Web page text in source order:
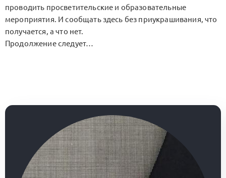
проводить просветительские и образовательные
мероприятия. И сообщать здесь без приукрашивания, что
получается, а что нет.
Продолжение следует…